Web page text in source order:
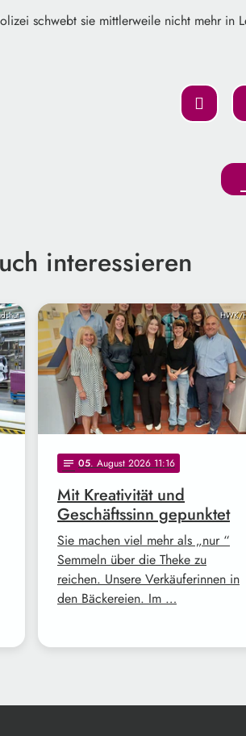
schwebt sie mittlerweile nicht mehr in
interessieren
HWK/
notes 05. August 2026 11:16
Mit Kreativität und
Geschäftssinn gepunktet
Sie machen viel mehr als „nur “
Semmeln über die Theke zu
reichen. Unsere Verkäuferinnen in
den Bäckereien. Im …